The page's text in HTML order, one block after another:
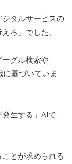
ジタルサービスの
ろ」でした。
ーグル検索や
基づいていま
発生する」AIで
ことが求められる